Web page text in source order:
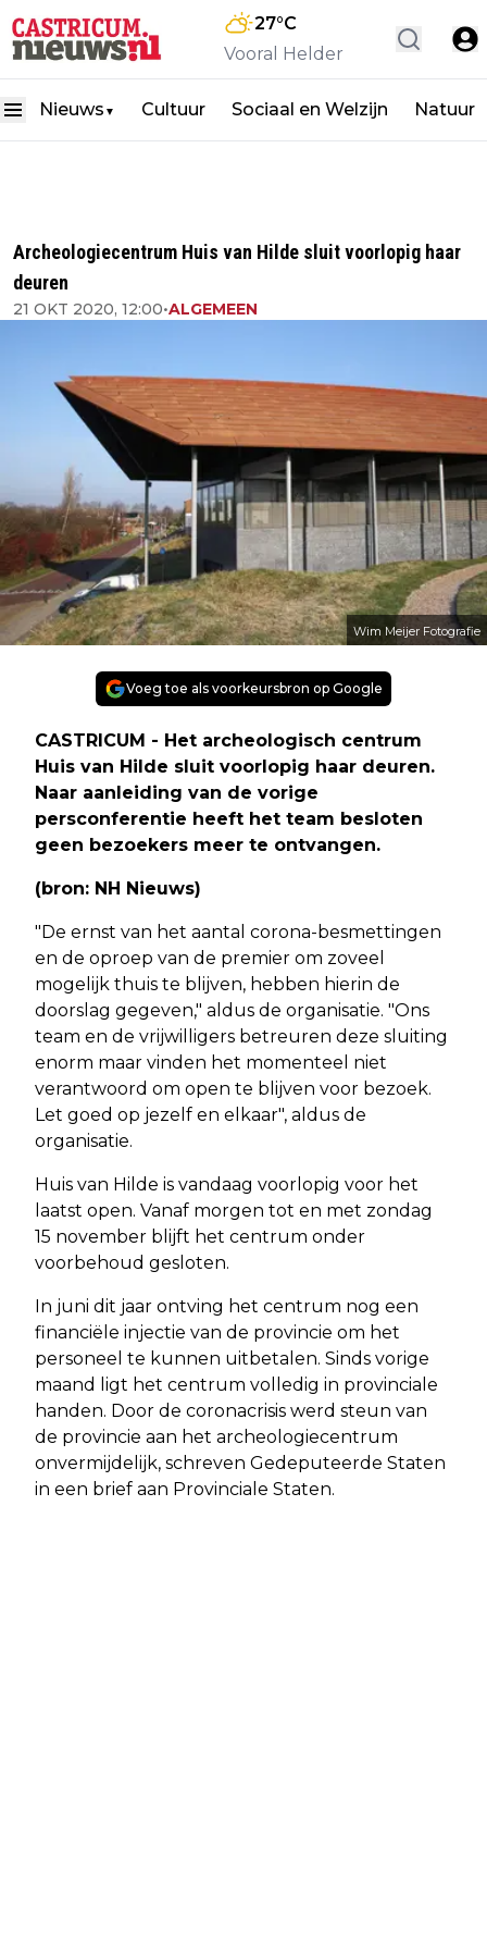
27°C
Vooral Helder
Nieuws ▼ Cultuur Sociaal en Welzijn Natuur
Archeologiecentrum Huis van Hilde sluit voorlopig haar
deuren
21 OKT 2020, 12:00•ALGEMEEN
Wim Meijer Fotografie
Voeg toe als voorkeursbron op Google
CASTRICUM - Het archeologisch centrum
Huis van Hilde sluit voorlopig haar deuren.
Naar aanleiding van de vorige
persconferentie heeft het team besloten
geen bezoekers meer te ontvangen.
(bron: NH Nieuws)
"De ernst van het aantal corona-besmettingen
en de oproep van de premier om zoveel
mogelijk thuis te blijven, hebben hierin de
doorslag gegeven," aldus de organisatie. "Ons
team en de vrijwilligers betreuren deze sluiting
enorm maar vinden het momenteel niet
verantwoord om open te blijven voor bezoek.
Let goed op jezelf en elkaar", aldus de
organisatie.
Huis van Hilde is vandaag voorlopig voor het
laatst open. Vanaf morgen tot en met zondag
15 november blijft het centrum onder
voorbehoud gesloten.
In juni dit jaar ontving het centrum nog een
financiële injectie van de provincie om het
personeel te kunnen uitbetalen. Sinds vorige
maand ligt het centrum volledig in provinciale
handen. Door de coronacrisis werd steun van
de provincie aan het archeologiecentrum
onvermijdelijk, schreven Gedeputeerde Staten
in een brief aan Provinciale Staten.